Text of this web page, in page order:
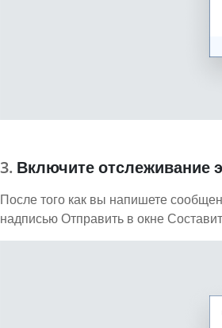
Включите отслеживание
После того как вы напишете
надписью Отправить в окне